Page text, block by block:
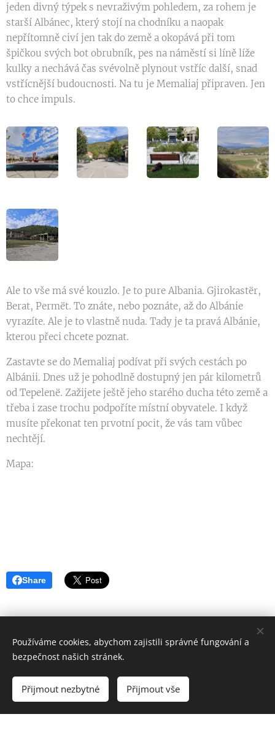
jeden divný týpek s nevraživým pohledem, za rohem je
starší Albánec, který stojí na chodníku a naopak
nepřítomně civí jen tak do země a okopává při tom
špičkou svých bot obrubník, pes na náměstí si líně líže
kulky a nechává čas svévolně plynout vstříc další, snad
vstřícnější budoucnosti. Na tu je Memaliaj připraven. Jen
to chce impuls.
Ale to vše má své kouzlo. Je to pure Albania. Gjirokastër,
Berat, Permët. To znáte, nebo poznáte, až do Albánie
vyrazíte. Ale je to vlastně nuda. Tady je ta pravá Albánie,
kterou přeci chcete poznat.
Zastavte se do Memaliaj podívat při svých cestách po
Albánii. Dnes už je pohodlně dostupný jen pár kilometrů
od Tepelenë. Zažijete ještě jeho starého ducha této země a
třeba i zase trochu podpoříte místní obyvatele. I když
musíte překonat ten prvotní pocit, že vás tam vůbec
nechtějí.
Mapa:
Share
© 2024 Všechna práva vyhrazena
Vytvořeno službou
Webnode Cookies
Používáme cookies, abychom zajistili správné fungování a
bezpečnost našich stránek.
Přijmout nezbytné Přijmout vše